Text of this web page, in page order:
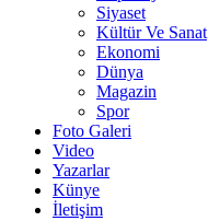
Siyaset
Kültür Ve Sanat
Ekonomi
Dünya
Magazin
Spor
Foto Galeri
Video
Yazarlar
Künye
İletişim